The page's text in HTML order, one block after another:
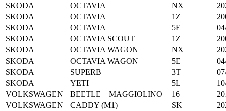
SKODA
OCTAVIA NX
SKODA
OCTAVIA 1Z
SKODA
OCTAVIA 5E
SKODA
OCTAVIA SCOUT 1Z
SKODA
OCTAVIA WAGON NX
SKODA
OCTAVIA WAGON 5E
SKODA
SUPERB 3T
SKODA
YETI 5L
VOLKSWAGEN
BEETLE – MAGGIOLINO 16
VOLKSWAGEN
CADDY (M1) SK